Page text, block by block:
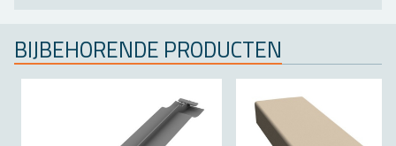
BIJ­BE­HO­REN­DE PRO­DUC­TEN